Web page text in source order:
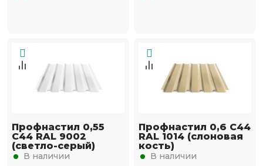
Профнастил 0,55
С44 RAL 9002
(светло-серый)
В наличии
Профнастил 0,6 С44
RAL 1014 (слоновая
кость)
В наличии